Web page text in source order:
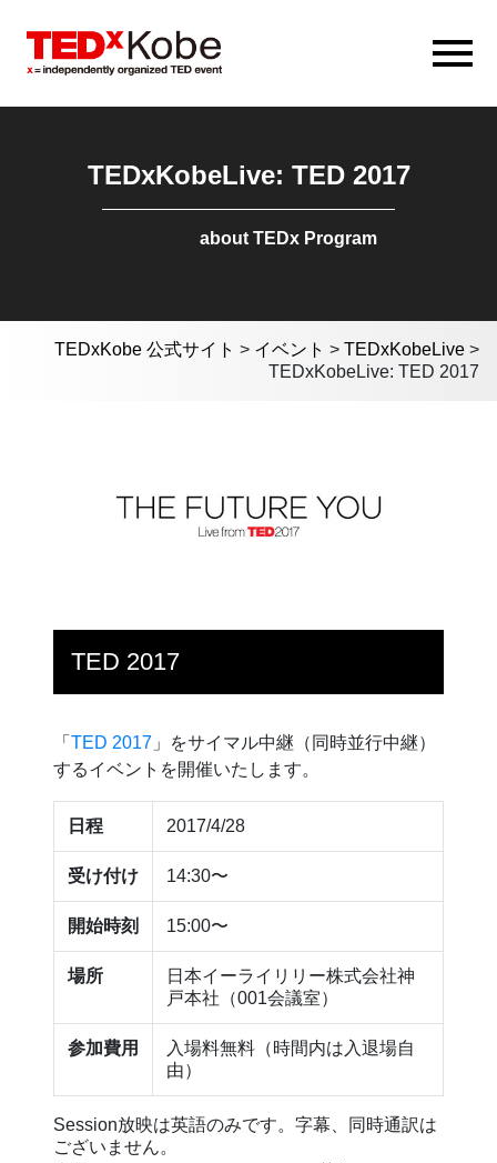
TEDxKobeLive: TED 2017
about TEDx Program
TEDxKobe 公式サイト > イベント > TEDxKobeLive >
TEDxKobeLive: TED 2017
TED 2017
「 TED 2017 」をサイマル中継（同時並行中継）
するイベントを開催いたします。
日程 2017/4/28
受け付け 14:30〜
開始時刻 15:00〜
場所
日本イーライリリー株式会社神
戸本社（001会議室）
参加費用
入場料無料（時間内は入退場自
由）
Session放映は英語のみです。字幕、同時通訳は
ございません。